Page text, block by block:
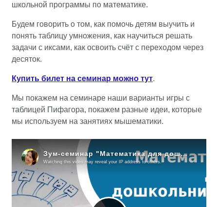
школьной программы по математике.
Будем говорить о том, как помочь детям выучить и
понять таблицу умножения, как научиться решать
задачи с иксами, как освоить счёт с переходом через
десяток.
Купить билет на семинар можно тут.
Мы покажем на семинаре наши варианты игры с
таблицей Пифагора, покажем разные идеи, которые
мы используем на занятиях мышематики.